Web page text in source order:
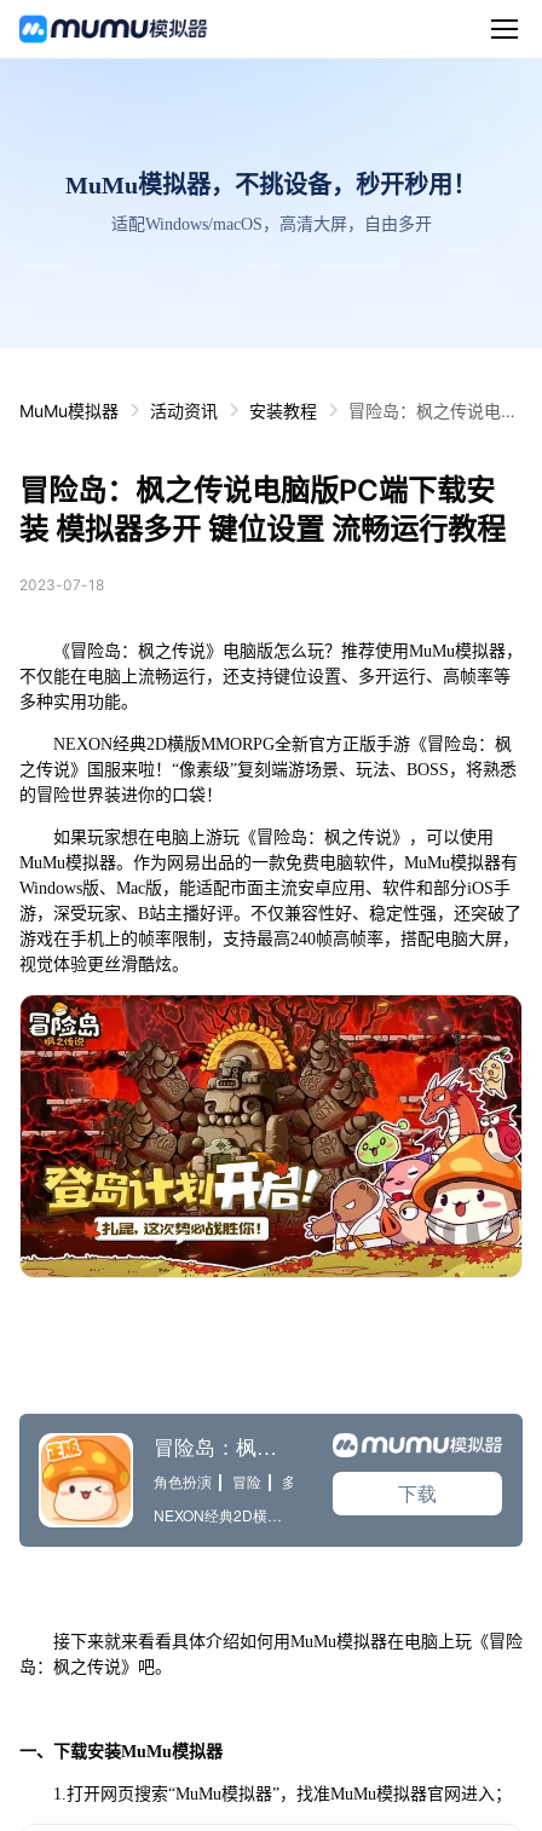
MuMu模拟器，不挑设备，秒开秒用！
适配Windows/macOS，高清大屏，自由多开
MuMu模拟器 活动资讯 安装教程
冒险岛：枫之传说电脑
运行教程
冒险岛：枫之传说电脑版PC端下载安
装 模拟器多开 键位设置 流畅运行教程
2023-07-18
《冒险岛：枫之传说》电脑版怎么玩？推荐使用MuMu模拟器，
不仅能在电脑上流畅运行，还支持键位设置、多开运行、高帧率等
多种实用功能。
NEXON经典2D横版MMORPG全新官方正版手游《冒险岛：枫
之传说》国服来啦！“像素级”复刻端游场景、玩法、BOSS，将熟悉
的冒险世界装进你的口袋！
如果玩家想在电脑上游玩《冒险岛：枫之传说》，可以使用
MuMu模拟器。作为网易出品的一款免费电脑软件，MuMu模拟器有
Windows版、Mac版，能适配市面主流安卓应用、软件和部分iOS手
游，深受玩家、B站主播好评。不仅兼容性好、稳定性强，还突破了
游戏在手机上的帧率限制，支持最高240帧高帧率，搭配电脑大屏，
视觉体验更丝滑酷炫。
接下来就来看看具体介绍如何用MuMu模拟器在电脑上玩《冒险
岛：枫之传说》吧。
一、下载安装MuMu模拟器
1.打开网页搜索“MuMu模拟器”，找准MuMu模拟器官网进入；